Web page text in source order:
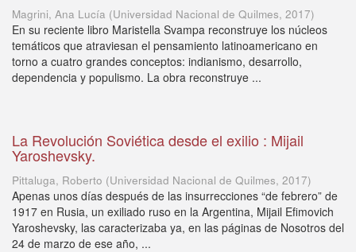
Magrini, Ana Lucía (Universidad Nacional de Quilmes, 2017)
En su reciente libro Maristella Svampa reconstruye los núcleos
temáticos que atraviesan el pensamiento latinoamericano en
torno a cuatro grandes conceptos: indianismo, desarrollo,
dependencia y populismo. La obra reconstruye ...
La Revolución Soviética desde el exilio : Mijail
Yaroshevsky.
Pittaluga, Roberto (Universidad Nacional de Quilmes, 2017)
Apenas unos días después de las insurrecciones “de febrero” de
1917 en Rusia, un exiliado ruso en la Argentina, Mijail Efimovich
Yaroshevsky, las caracterizaba ya, en las páginas de Nosotros del
24 de marzo de ese año, ...